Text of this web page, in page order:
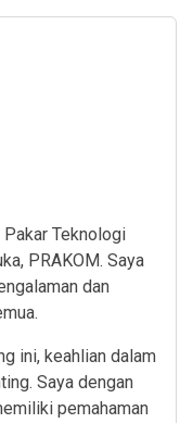
Teknologi
PRAKOM. Saya
dan
ini, keahlian dalam
Saya dengan
pemahaman